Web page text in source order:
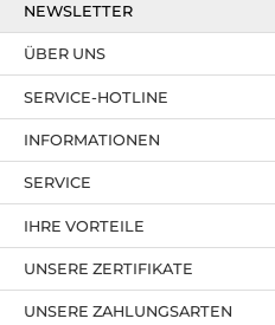
NEWSLETTER
SERVICE-HOTLINE
IHRE VORTEILE
UNSERE ZAHLUNGSARTEN
ÜBER UNS
UNSERE ZERTIFIKATE
INFORMATIONEN
SERVICE